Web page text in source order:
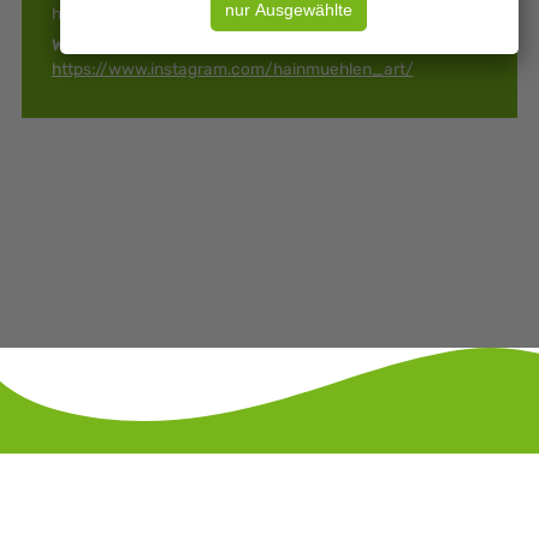
hainmuehlen_art@posteo.de
Web:
https://www.instagram.com/hainmuehlen_art/